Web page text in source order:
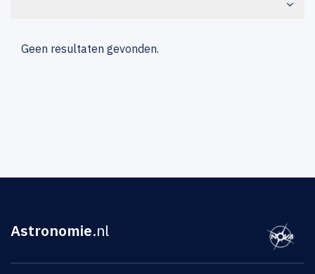
Geen resultaten gevonden.
Astronomie.nl